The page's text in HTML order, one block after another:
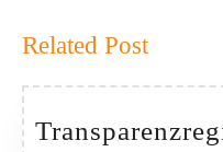
Related Post